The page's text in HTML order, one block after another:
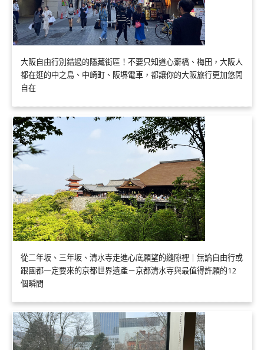
大阪自由行別錯過的隱藏街區！不要只知道心齋橋、梅田，大阪人
都在逛的中之島、中崎町、阪堺電車，都讓你的大阪旅行更加悠閒
自在
從二年坂、三年坂、清水寺走進心底願望的縫隙裡｜無論自由行或
跟團都一定要來的京都世界遺產－京都清水寺與最值得許願的12
個瞬間